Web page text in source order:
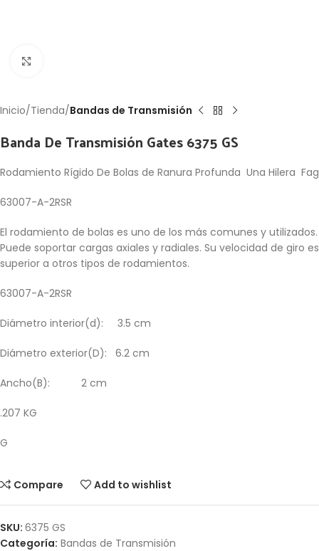
Inicio Tienda Bandas de Transmisión
Banda De Transmisión Gates 6375 GS
Rodamiento Rígido De Bolas de Ranura Profunda Una Hilera Fag
63007-A-2RSR
El rodamiento de bolas es uno de los más comunes y utilizados.
Puede soportar cargas axiales y radiales. Su velocidad de giro es
superior a otros tipos de rodamientos.
63007-A-2RSR
Diámetro interior(d): 3.5 cm
Diámetro exterior(D): 6.2 cm
Ancho(B): 2 cm
.207 KG
G
Compare Add to wishlist
SKU: 6375 GS
Categoría: Bandas de Transmisión